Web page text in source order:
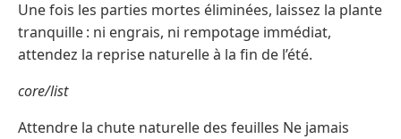
Une fois les parties mortes éliminées, laissez la plante
tranquille : ni engrais, ni rempotage immédiat,
attendez la reprise naturelle à la fin de l’été.
core/list
Attendre la chute naturelle des feuilles Ne jamais